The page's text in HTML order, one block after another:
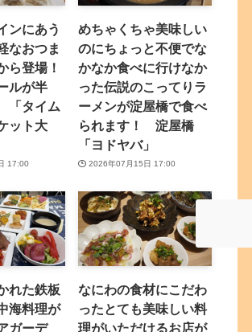
ンにあう
なおつま
ら登場！
ルが半
タイム
ット大
17:00
めちゃくちゃ美味しい
のにちょっと不便でな
かなか食べに行けなか
った伝説のこってりラ
ーメンが淀屋橋で食べ
られます！ 淀屋橋
「ヨドヤバ」
2026年07月15日 17:00
れた鉄板
海料理が
ガーデ
なにわの食材にこだわ
ったとても美味しい料
理がいただけるお店が